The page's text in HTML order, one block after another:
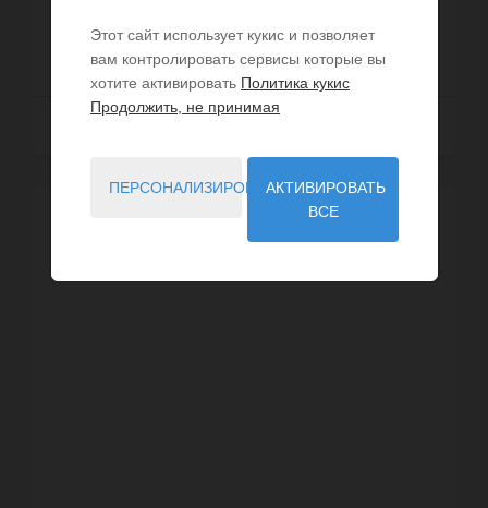
ЦЕНА ПО ЗАПРОСУ
Этот сайт использует кукис и позволяет
вам контролировать сервисы которые вы
хотите активировать Политика кукис
Продолжить, не принимая
ПЕРСОНАЛИЗИРОВАТЬАКТИВИРОВАТЬ
ВСЕ